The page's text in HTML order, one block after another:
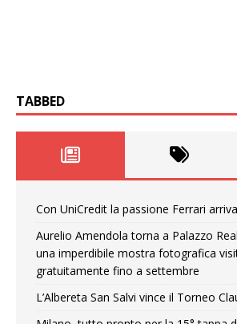
TABBED
Con UniCredit la passione Ferrari
Aurelio Amendola torna a Palazzo
una imperdibile mostra fotografica
gratuitamente fino a settembre
L’Albereta San Salvi vince il Torneo